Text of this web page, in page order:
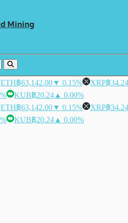
Mining
ETH฿63,142.00▼ 0.15% XRP฿34.24
KUB฿20.24 ▲ 0.00%
ETH฿63,142.00▼ 0.15% XRP฿34.24
KUB฿20.24 ▲ 0.00%